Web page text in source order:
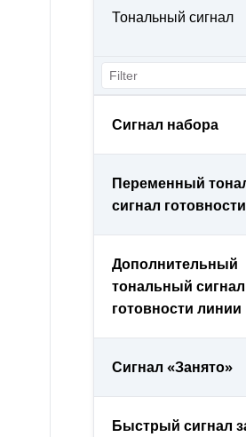
Тональный сигнал
Сигнал набора
Переменный
сигнал
Дополнительный
тональный сигнал
готовности линии
Сигнал «Занято»
Быстрый сигнал